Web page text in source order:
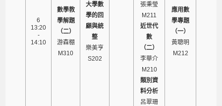
6
13:20
-
14:10
數學教
學解題
（二）
游森棚
M310
大學數
學的回
顧與統
整
樂美亨
S202
張秉瑩
M211
近世代
數
（二）
李華介
M210
類別資
料分析
呂翠珊
應用數
學專題
（一）
黃聰明
M212